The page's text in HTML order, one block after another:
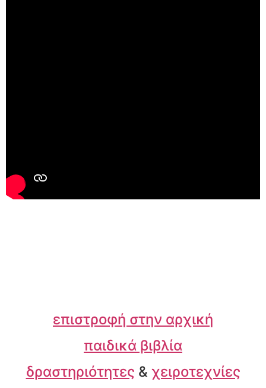
επιστροφή στην αρχική
παιδικά βιβλία
δραστηριότητες & χειροτεχνίες